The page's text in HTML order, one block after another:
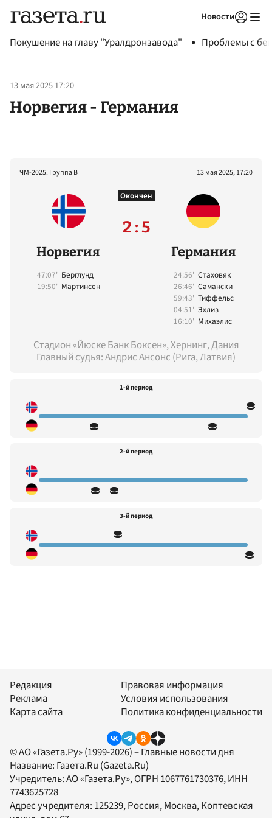
Новости
Покушение на главу "Уралдронзавода" Проблемы с
13 мая 2025 17:20
Норвегия - Германия
ЧМ-2025. Группа B 13 мая 2025, 17:20
Норвегия
47:07' Берглунд
19:50' Мартинсен
Окончен
2 : 5
Германия
24:56' Стаховяк
26:46' Самански
59:43' Тиффельс
04:51' Эхлиз
16:10' Михаэлис
Стадион «Йюске Банк Боксен», Хернинг, Дания
Главный судья: Андрис Ансонс (Рига, Латвия)
1-й период
2-й период
3-й период
Редакция
Реклама
Карта сайта
Правовая информация
Условия использования
Политика конфиденциальности
© АО «Газета.Ру» (1999-2026) – Главные новости дня
Название: Газета.Ru (Gazeta.Ru)
Учредитель:АО «Газета.Ру», ОГРН 1067761730376, ИНН
7743625728
Адрес учредителя: 125239, Россия, Москва, Коптевская